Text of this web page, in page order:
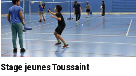
Stage jeunes Toussaint